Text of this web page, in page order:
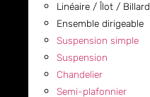
Linéaire / Îlot / Billard
Ensemble dirigeable
Suspension simple
Suspension
Chandelier
Semi-plafonnier